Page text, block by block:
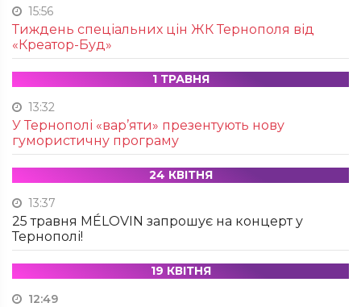
15:56
Тиждень спеціальних цін ЖК Тернополя від
«Креатор-Буд»
1 ТРАВНЯ
13:32
У Тернополі «вар’яти» презентують нову
гумористичну програму
24 КВІТНЯ
13:37
25 травня MÉLOVIN запрошує на концерт у
Тернополі!
19 КВІТНЯ
12:49